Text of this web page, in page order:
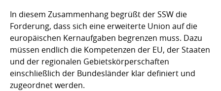
In diesem Zusammenhang begrüßt der SSW die
Forderung, dass sich eine erweiterte Union auf die
europäischen Kernaufgaben begrenzen muss. Dazu
müssen endlich die Kompetenzen der EU, der Staaten
und der regionalen Gebietskörperschaften
einschließlich der Bundesländer klar definiert und
zugeordnet werden.